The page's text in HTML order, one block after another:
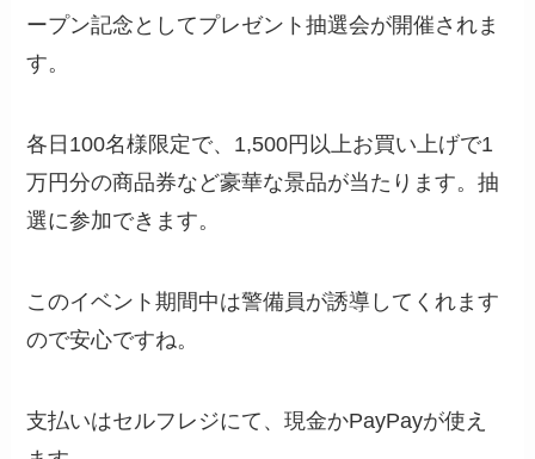
ープン記念としてプレゼント抽選会が開催されま
す。
各日100名様限定で、1,500円以上お買い上げで1
万円分の商品券など豪華な景品が当たります。抽
選に参加できます。
このイベント期間中は警備員が誘導してくれます
ので安心ですね。
支払いはセルフレジにて、現金かPayPayが使え